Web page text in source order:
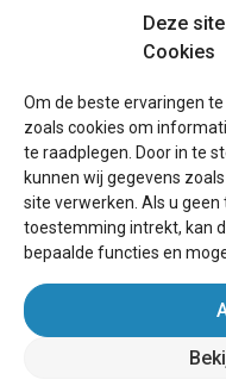
Deze
Cookies
Om de beste ervaringen
zoals cookies om
te raadplegen. Door in te
kunnen wij gegevens
site verwerken. Als u
toestemming intrekt, kan
bepaalde functies en
Blog
Voor eigenaren
Een advertentie
Succesvol verhuren